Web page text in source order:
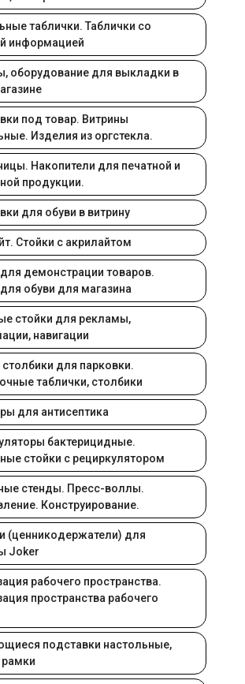
таблички. Таблички со
информацией
оборудование для выкладки в
под товар. Витрины
Изделия из оргстекла.
Накопители для печатной и
продукции.
для обуви в витрину
Стойки с акрилайтом
демонстрации товаров.
обуви для магазина
стойки для рекламы,
навигации
столбики для парковки.
таблички, столбики
для антисептика
бактерицидные.
стойки с рециркулятором
стенды. Пресс-воллы.
Конструирование.
(ценникодержатели) для
Joker
рабочего пространства.
пространства рабочего
подставки настольные,
рамки